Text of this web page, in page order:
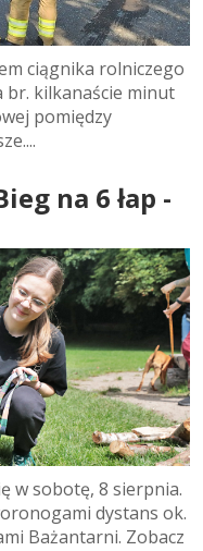
ciągnika rolniczego
br. kilkanaście minut
pomiędzy
na 6 łap -
w sobotę, 8 sierpnia.
dystans ok.
Bażantarni. Zobacz